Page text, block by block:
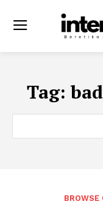
Tag:
BROWSE